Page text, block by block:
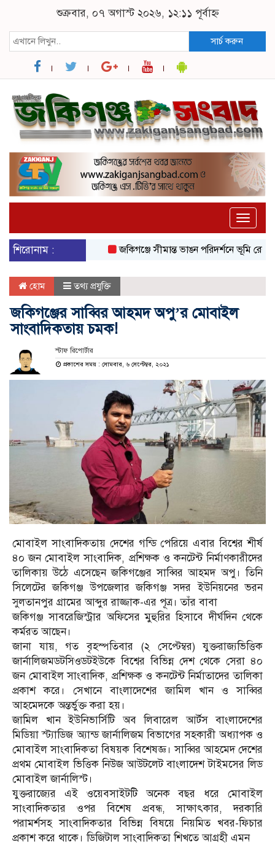
শুক্রবার, ০৭ অগাস্ট ২০২৬, ১২:১১ পূর্বাহ্ন
সার্চ করুন
Toggle
শিরোনাম :
জকিগঞ্জে সীমান্ত ভাঙন পরিদর্শনে ভূমি রেকর্ড ও
হোম তথ্য প্রযুক্তি
জকিগঞ্জের সাব্বির আহমদ অপু’র মোবাইল
সাংবাদিকতায় চমক!
স্টাফ রিপোর্টার
প্রকাশের সময় : সোমবার, ৬ সেপ্টেম্বর, ২০২১
মোবাইল সাংবাদিকতায় দেশের গন্ডি পেরিয়ে এবার বিশ্বের শীর্ষ
৪০ জন মোবাইল সাংবাদিক, প্রশিক্ষক ও কনটেন্ট নির্মাণকারীদের
তালিকায় উঠে এসেছেন জকিগঞ্জের সাব্বির আহমদ অপু। তিনি
সিলেটের জকিগঞ্জ উপজেলার জকিগঞ্জ সদর ইউনিয়নের ভরন
সুলতানপুর গ্রামের আব্দুর রাজ্জাক-এর পূত্র। তাঁর বাবা
জকিগঞ্জ সাবরেজিস্ট্রার অফিসের মুহুরির হিসাবে দীর্ঘদিন থেকে
কর্মরত আছেন।
জানা যায়, গত বৃহস্পতিবার (২ সেপ্টেম্বর) যুক্তরাজ্যভিত্তিক
জার্নালিজমডটসিওডটইউকে বিশ্বের বিভিন্ন দেশ থেকে সেরা ৪০
জন মোবাইল সাংবাদিক, প্রশিক্ষক ও কনটেন্ট নির্মাতাদের তালিকা
প্রকাশ করে। সেখানে বাংলাদেশের জামিল খান ও সাব্বির
আহমেদকে অন্তর্ভুক্ত করা হয়।
জামিল খান ইউনিভার্সিটি অব লিবারেল আর্টস বাংলাদেশের
মিডিয়া স্ট্যাডিজ অ্যান্ড জার্নালিজম বিভাগের সহকারী অধ্যাপক ও
মোবাইল সাংবাদিকতা বিষয়ক বিশেষজ্ঞ। সাব্বির আহমেদ দেশের
প্রথম মোবাইল ভিত্তিক নিউজ আউটলেট বাংলাদেশ টাইমসের লিড
মোবাইল জার্নালিস্ট।
যুক্তরাজ্যের এই ওয়েবসাইটটি অনেক বছর ধরে মোবাইল
সাংবাদিকতার ওপর বিশেষ প্রবন্ধ, সাক্ষাৎকার, দরকারি
পরামর্শসহ সাংবাদিকতার বিভিন্ন বিষয়ে নিয়মিত খবর-ফিচার
প্রকাশ করে থাকে। ডিজিটাল সাংবাদিকতা শিখতে আগ্রহী এমন